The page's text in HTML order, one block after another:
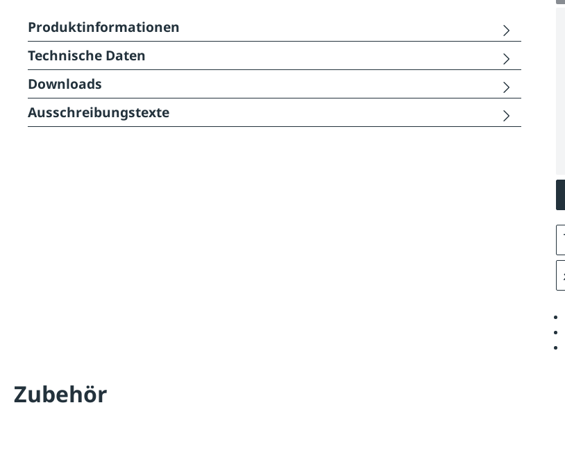
Produktinformationen
Technische Daten
Downloads
Ausschreibungstexte
Zubehör